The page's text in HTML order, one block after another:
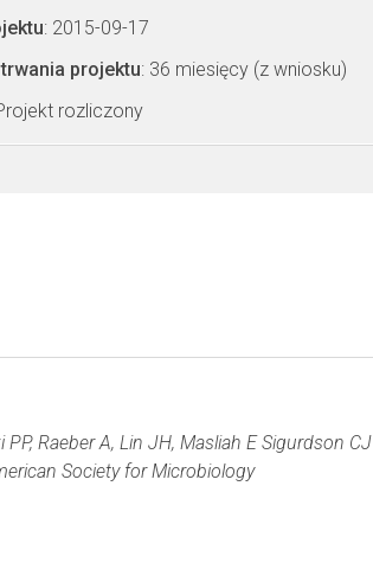
: 2015-09-17
projektu: 36 miesięcy (z wniosku)
rozliczony
Raeber A, Lin JH, Masliah E Sigurdson CJ
Society for Microbiology